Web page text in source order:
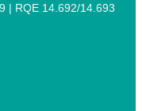
| RQE 14.692/14.693